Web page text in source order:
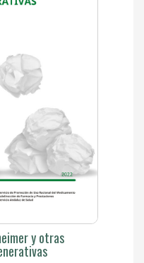
y otras